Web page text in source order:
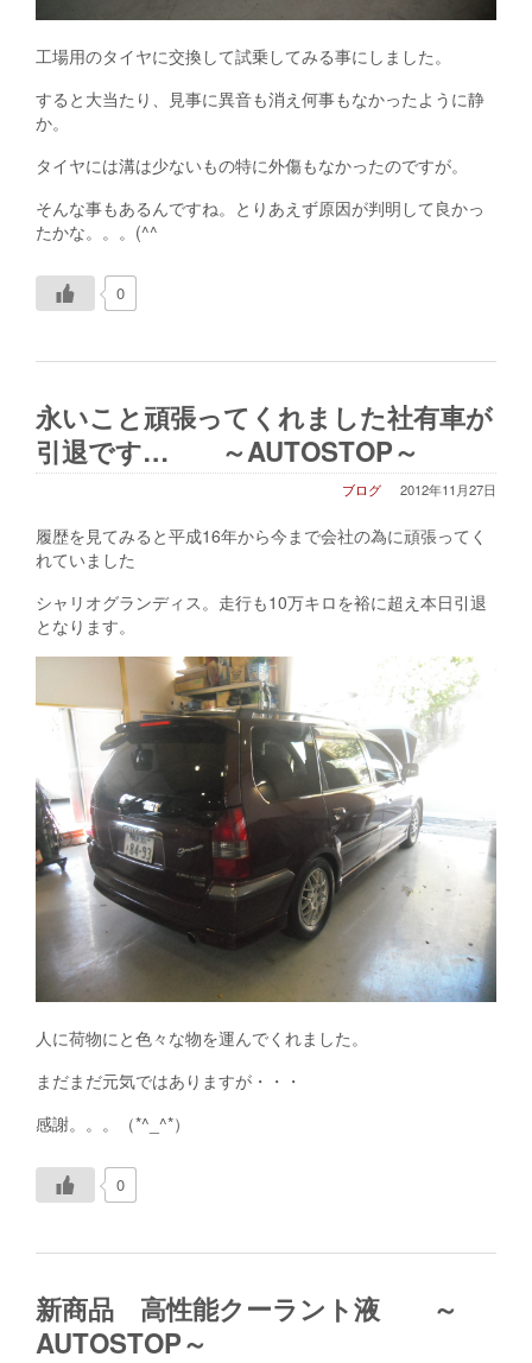
工場用のタイヤに交換して試乗してみる事にしました。
すると大当たり、見事に異音も消え何事もなかったように静
か。
タイヤには溝は少ないもの特に外傷もなかったのですが。
そんな事もあるんですね。とりあえず原因が判明して良かっ
たかな。。。(^^ゞ
0
永いこと頑張ってくれました社有車が
引退です… ～AUTOSTOP～
2012年11月27日
ブログ
履歴を見てみると平成16年から今まで会社の為に頑張ってく
れていました
シャリオグランディス。走行も10万キロを裕に超え本日引退
となります。
人に荷物にと色々な物を運んでくれました。
まだまだ元気ではありますが・・・
感謝。。。（*^_^*）
0
新商品 高性能クーラント液 ～
AUTOSTOP～